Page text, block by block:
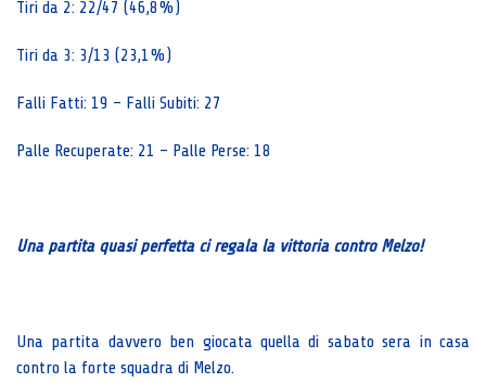
Tiri da 2: 22/47 (46,8%)
Tiri da 3: 3/13 (23,1%)
Falli Fatti: 19 – Falli Subiti: 27
Palle Recuperate: 21 – Palle Perse: 18
Una partita quasi perfetta ci regala la vittoria contro Melzo!
Una partita davvero ben giocata quella di sabato sera in casa
contro la forte squadra di Melzo.